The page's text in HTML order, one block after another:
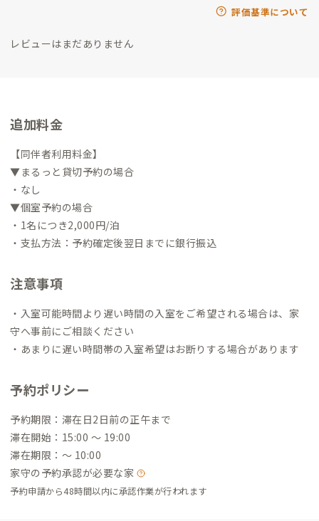
評価基準について
レビューはまだありません
追加料金
【同伴者利用料金】
▼まるっと貸切予約の場合
・なし
▼個室予約の場合
・1名につき2,000円/泊
・支払方法：予約確定後翌日までに銀行振込
注意事項
・入室可能時間より遅い時間の入室をご希望される場合は、家
守へ事前にご相談ください
・あまりに遅い時間帯の入室希望はお断りする場合があります
予約ポリシー
予約期限：滞在日2日前の正午まで
滞在開始：15:00 〜 19:00
滞在期限：〜 10:00
家守の予約承認が必要な家
予約申請から48時間以内に承認作業が行われます